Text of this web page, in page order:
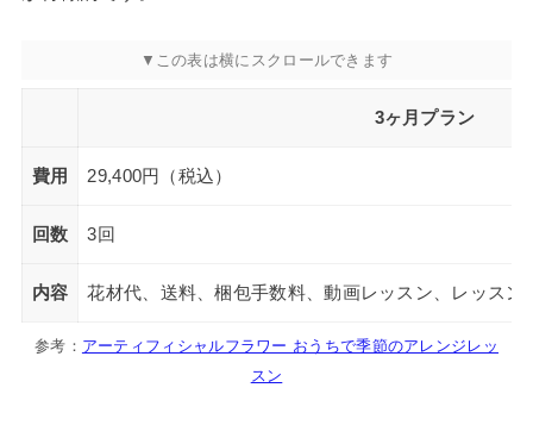
3ヶ月プラン
費用 29,400円（税込）
回数 3回
内容 花材代、送料、梱包手数料、動画レッスン、レッスン
参考： アーティフィシャルフラワー おうちで季節のアレンジレッ
スン